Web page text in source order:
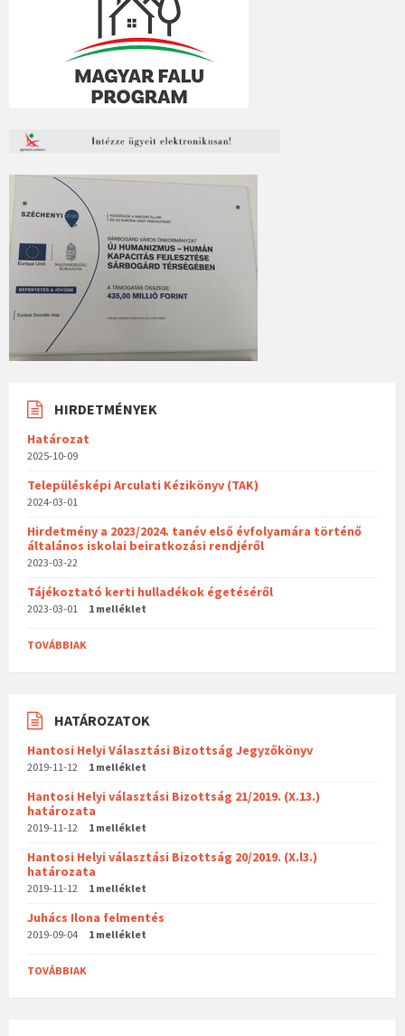
HIRDETMÉNYEK
Határozat
2025-10-09
Településképi Arculati Kézikönyv (TAK)
2024-03-01
Hirdetmény a 2023/2024. tanév első évfolyamára történő
általános iskolai beiratkozási rendjéről
2023-03-22
Tájékoztató kerti hulladékok égetéséről
2023-03-01 1 melléklet
TOVÁBBIAK
HATÁROZATOK
Hantosi Helyi Választási Bizottság Jegyzőkönyv
2019-11-12 1 melléklet
Hantosi Helyi választási Bizottság 21/2019. (X.13.)
határozata
2019-11-12 1 melléklet
Hantosi Helyi választási Bizottság 20/2019. (X.l3.)
határozata
2019-11-12 1 melléklet
Juhács Ilona felmentés
2019-09-04 1 melléklet
TOVÁBBIAK